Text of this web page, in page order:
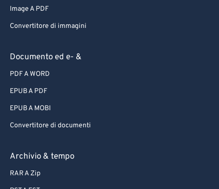
Image A PDF
Convertitore di immagini
Documento ed e- &
PDF A WORD
EPUB A PDF
EPUB A MOBI
Convertitore di documenti
Archivio & tempo
RAR A Zip